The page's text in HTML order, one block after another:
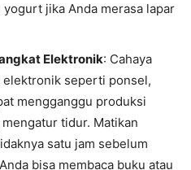
jika Anda merasa lapar
Elektronik: Cahaya
seperti ponsel,
mengganggu produksi
tidur. Matikan
satu jam sebelum
bisa membaca buku atau